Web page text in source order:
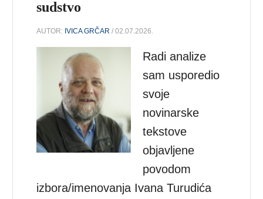
sudstvo
AUTOR: IVICA GRČAR / 02.07.2026.
Radi analize
sam usporedio
svoje
novinarske
tekstove
objavljene
povodom
izbora/imenovanja Ivana Turudića